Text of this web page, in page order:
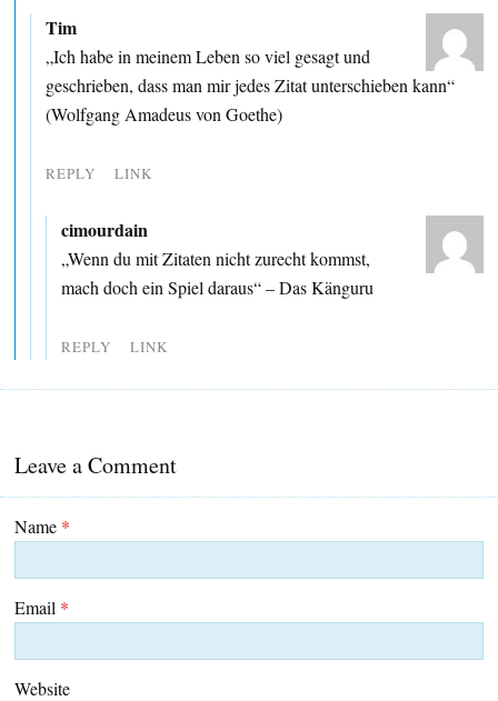
Tim
„Ich habe in meinem Leben so viel gesagt und
geschrieben, dass man mir jedes Zitat unterschieben kann“
(Wolfgang Amadeus von Goethe)
REPLY LINK
cimourdain
„Wenn du mit Zitaten nicht zurecht kommst,
mach doch ein Spiel daraus“ – Das Känguru
REPLY LINK
Leave a Comment
Name *
Email *
Website